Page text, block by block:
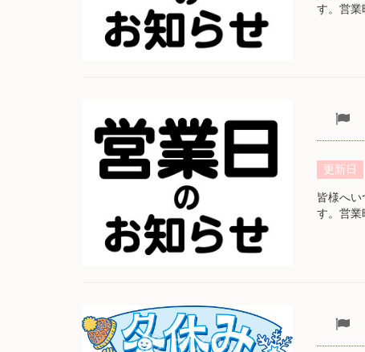
す。営業
更新日
皆様へ
す。営業